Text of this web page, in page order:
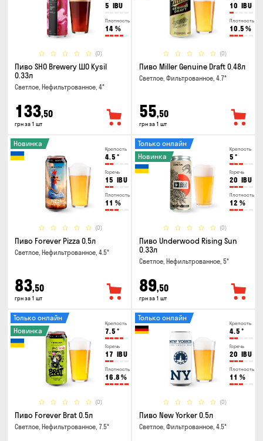
5 IBU
Плотность
14 %
(0)
Пиво SHO Brewery ШО Kysil
0.33л
Светлое, Нефильтрованное, 4°
133,50
грн за 1 шт
10 IBU
Плотность
10.5 %
(0)
Пиво Miller Genuine Draft 0.48л
Светлое, Фильтрованное, 4.7°
55,50
грн за 1 шт
Крепость
4.5 °
Горечь
15 IBU
Плотность
11 %
(0)
Новинка
Пиво Forever Pizza 0.5л
Светлое, Нефильтрованное, 4.5°
83,50
грн за 1 шт
Крепость
5 °
Горечь
20 IBU
Плотность
12 %
(0)
Только онлайн
Новинка
Пиво Underwood Rising Sun
0.33л
Светлое, Нефильтрованное, 5°
89,50
грн за 1 шт
Крепость
7.5 °
Горечь
17 IBU
Плотность
16.8 %
(0)
Только онлайн
Новинка
Пиво Forever Brat 0.5л
Светлое, Нефильтрованное, 7.5°
Крепость
4.5 °
Горечь
20 IBU
Плотность
11 %
(0)
Только онлайн
Пиво New Yorker 0.5л
Светлое, Фильтрованное, 4.5°